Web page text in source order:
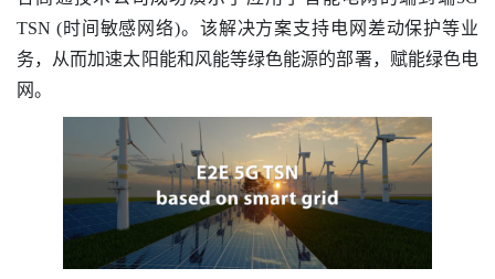
TSN (时间敏感网络)。该解决方案支持电网差动保护等业
务，从而加速太阳能和风能等绿色能源的部署，赋能绿色电
网。